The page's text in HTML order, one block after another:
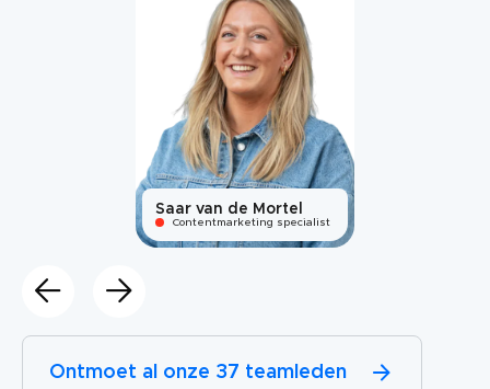
Ontmoet al onze 37 teamleden
Saar van de Mortel
Contentmarketing specialist